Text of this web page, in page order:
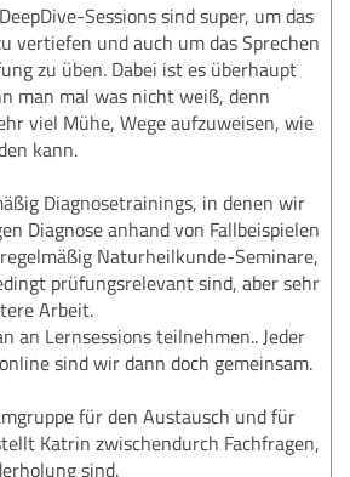
Sessions sind super, um das
vertiefen und auch um das Sprechen
zu üben. Dabei ist es überhaupt
man mal was nicht weiß, denn
viel Mühe, Wege aufzuweisen, wie
kann.
Diagnosetrainings, in denen wir
Diagnose anhand von Fallbeispielen
Naturheilkunde-Seminare,
prüfungsrelevant sind, aber sehr
Arbeit.
an Lernsessions teilnehmen.. Jeder
sind wir dann doch gemeinsam.
für den Austausch und für
Katrin zwischendurch Fachfragen,
sind.